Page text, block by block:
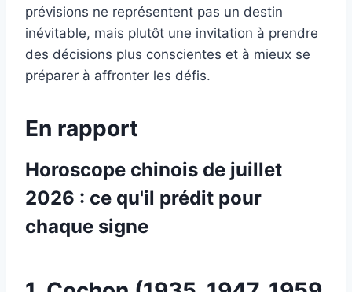
prévisions ne représentent pas un destin
inévitable, mais plutôt une invitation à prendre
des décisions plus conscientes et à mieux se
préparer à affronter les défis.
En rapport
Horoscope chinois de juillet
2026 : ce qu'il prédit pour
chaque signe